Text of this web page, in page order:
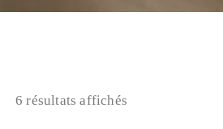
6 résultats affichés